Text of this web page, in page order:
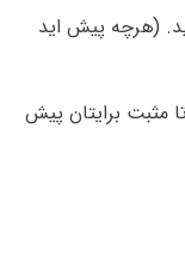
(هرچه پیش اید
مثبت برایتان پیش